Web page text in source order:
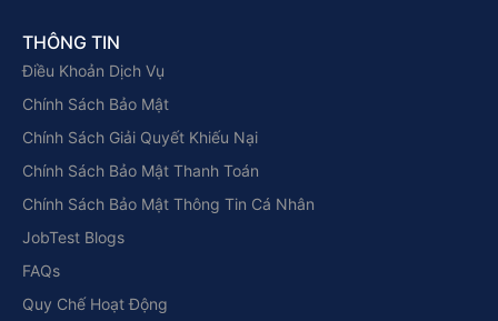
THÔNG TIN
Điều Khoản Dịch Vụ
Chính Sách Bảo Mật
Chính Sách Giải Quyết Khiếu Nại
Chính Sách Bảo Mật Thanh Toán
Chính Sách Bảo Mật Thông Tin Cá Nhân
JobTest Blogs
FAQs
Quy Chế Hoạt Động